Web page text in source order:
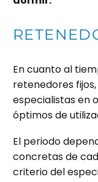
En cuanto al
retenedores
especialistas en
óptimos de
El periodo
concretas de
criterio del